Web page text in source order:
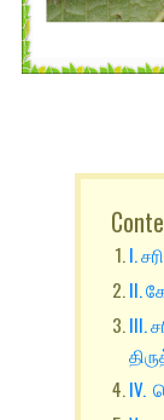
I.
II.
III.
IV.